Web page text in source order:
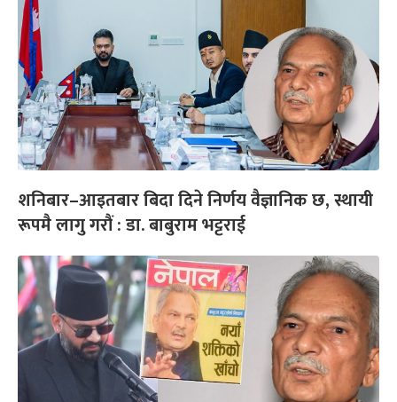
शनिबार–आइतबार बिदा दिने निर्णय वैज्ञानिक छ, स्थायी
रूपमै लागु गरौं : डा. बाबुराम भट्टराई